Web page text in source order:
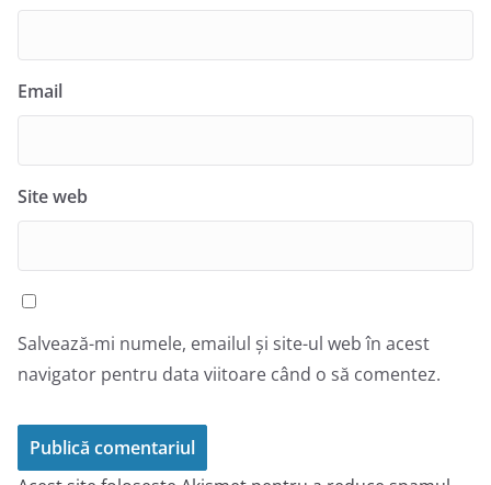
Email
Site web
Salvează-mi numele, emailul și site-ul web în acest
navigator pentru data viitoare când o să comentez.